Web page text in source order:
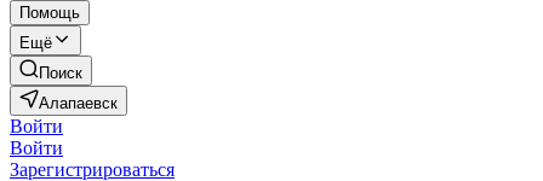
Помощь
Ещё
Поиск
Алапаевск
Войти
Войти
Зарегистрироваться